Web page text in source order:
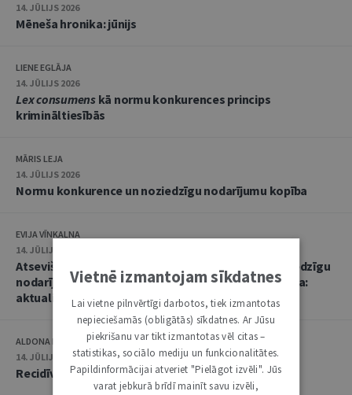
14. JŪLIJS 2026
Mēneša hronika: jūnijs
LIENE EGLĀJA
14. JŪLIJS 2026
Lex consumenskā normu konkurences princips
krimināltiesībās
MĀRIS LEJA
14. JŪLIJS 2026
Normu konkurence un noziedzīgu nodarījumu kopība
EVIJA VĪNKALNA
14. JŪLIJS 2026
Atsevišķa (vienota) noziedzīga nodarījuma un noziedzīgu
nodarījumu kopības kvalifikācija un soda noteikšana:
aktualitātes praksē
ALDONA KIPĀNE, EVIJA VĪNKALNA
14. JŪLIJS 2026
Recidīvs krimināltiesisko zinātņu skatījumā
Vietnē izmantojam sīkdatnes
Lai vietne pilnvērtīgi darbotos, tiek izmantotas
nepieciešamās (obligātās) sīkdatnes. Ar Jūsu
piekrišanu var tikt izmantotas vēl citas –
statistikas, sociālo mediju un funkcionalitātes.
Papildinformācijai atveriet "Pielāgot izvēli". Jūs
varat jebkurā brīdī mainīt savu izvēli,